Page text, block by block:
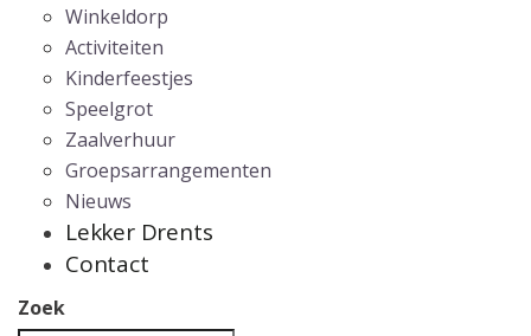
Winkeldorp
Activiteiten
Kinderfeestjes
Speelgrot
Zaalverhuur
Groepsarrangementen
Nieuws
Lekker Drents
Contact
Zoek